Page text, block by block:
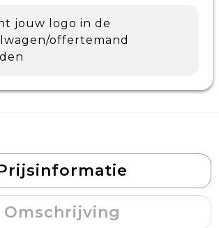
jouw logo in de
offertemand
Omschrijving